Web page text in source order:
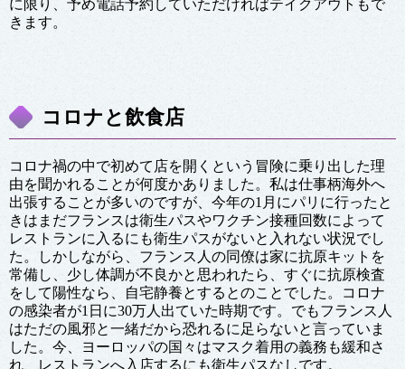
に限り、予め電話予約していただければテイクアウトもで
きます。
コロナと飲食店
コロナ禍の中で初めて店を開くという冒険に乗り出した理
由を聞かれることが何度かありました。私は仕事柄海外へ
出張することが多いのですが、今年の1月にパリに行ったと
きはまだフランスは衛生パスやワクチン接種回数によって
レストランに入るにも衛生パスがないと入れない状況でし
た。しかしながら、フランス人の同僚は家に抗原キットを
常備し、少し体調が不良かと思われたら、すぐに抗原検査
をして陽性なら、自宅静養とするとのことでした。コロナ
の感染者が1日に30万人出ていた時期です。でもフランス人
はただの風邪と一緒だから恐れるに足らないと言っていま
した。今、ヨーロッパの国々はマスク着用の義務も緩和さ
れ、レストランへ入店するにも衛生パスなしです。